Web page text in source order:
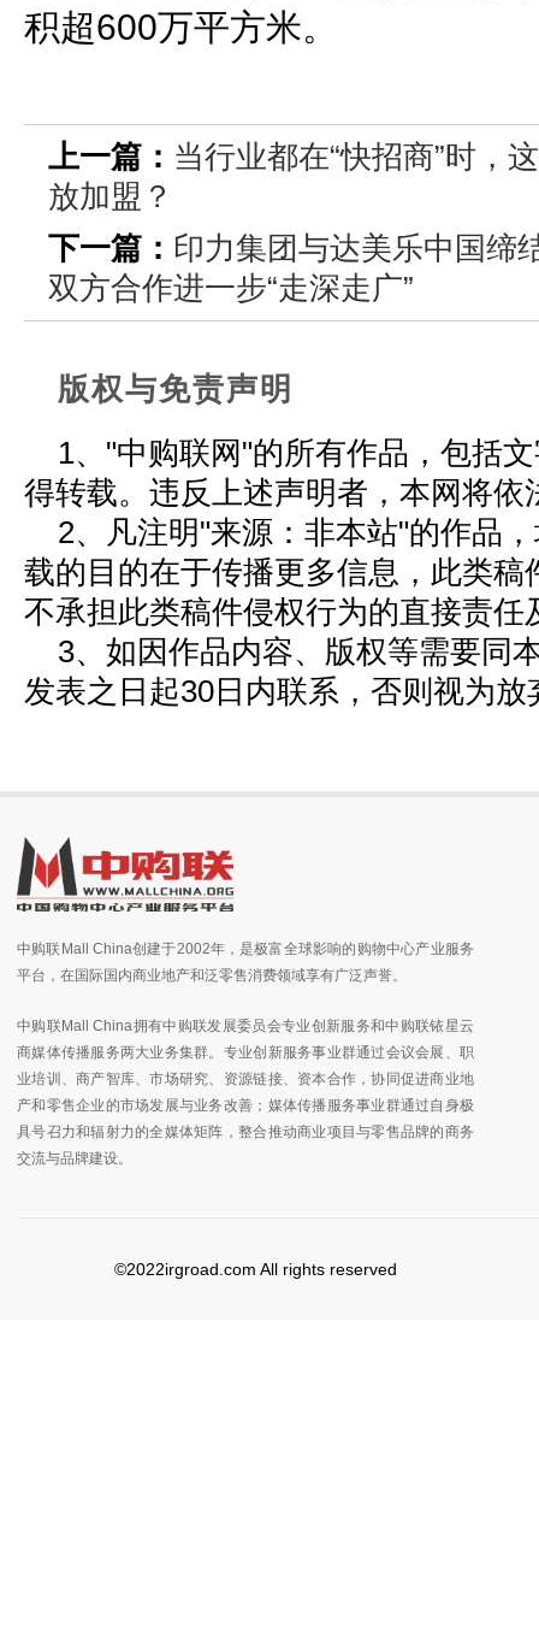
积超600万平方米。
上一篇： 当行业都在“快招商”时，
放加盟？
下一篇： 印力集团与达美乐中国缔
双方合作进一步“走深走广”
版权与免责声明
1、"中购联网"的所有作品，包括
得转载。违反上述声明者，本网将依
2、凡注明"来源：非本站"的作品
载的目的在于传播更多信息，此类
不承担此类稿件侵权行为的直接责任
3、如因作品内容、版权等需要同
发表之日起30日内联系，否则视为放
中购联Mall China创建于2002年，是极富全球影响的购物中心产业服务
平台，在国际国内商业地产和泛零售消费领域享有广泛声誉。
中购联Mall China拥有中购联发展委员会专业创新服务和中购联铱星云
商媒体传播服务两大业务集群。专业创新服务事业群通过会议会展、职
业培训、商产智库、市场研究、资源链接、资本合作，协同促进商业地
产和零售企业的市场发展与业务改善；媒体传播服务事业群通过自身极
具号召力和辐射力的全媒体矩阵，整合推动商业项目与零售品牌的商务
交流与品牌建设。
©2022irgroad.com All rights reserved